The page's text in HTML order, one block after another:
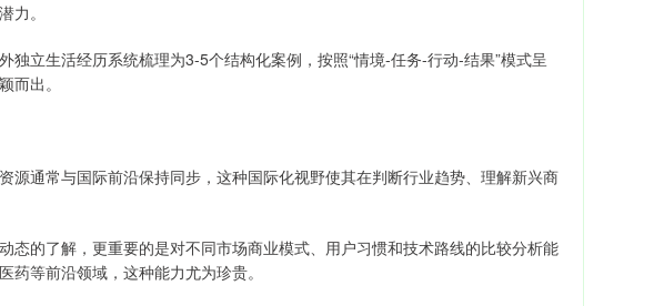
力。
独立生活经历系统梳理为3-5个结构化案例，按照“情境-任务-行动-结果”模式呈
而出。
源通常与国际前沿保持同步，这种国际化视野使其在判断行业趋势、理解新兴商
态的了解，更重要的是对不同市场商业模式、用户习惯和技术路线的比较分析能
等前沿领域，这种能力尤为珍贵。